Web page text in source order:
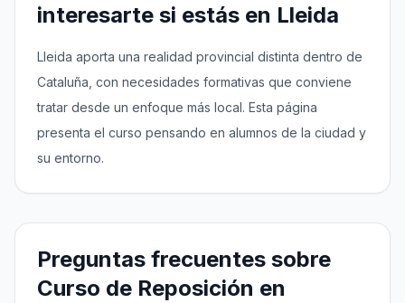
interesarte si estás en Lleida
Lleida aporta una realidad provincial distinta dentro de
Cataluña, con necesidades formativas que conviene
tratar desde un enfoque más local. Esta página
presenta el curso pensando en alumnos de la ciudad y
su entorno.
Preguntas frecuentes sobre
Curso de Reposición en